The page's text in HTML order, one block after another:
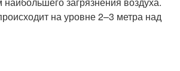
на уровне 2–3 метра над